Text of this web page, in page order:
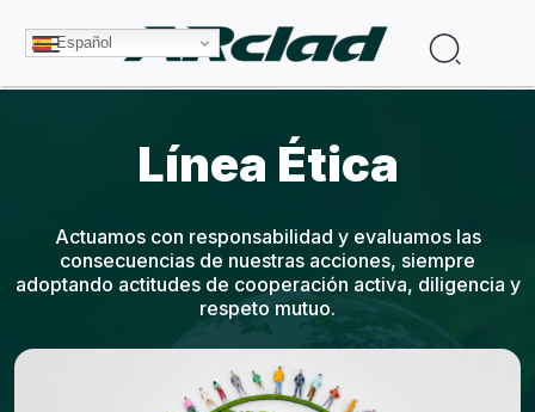
Buscar
Español
Línea Ética
Actuamos con responsabilidad y evaluamos las
consecuencias de nuestras acciones, siempre
adoptando actitudes de cooperación activa, diligencia y
respeto mutuo.